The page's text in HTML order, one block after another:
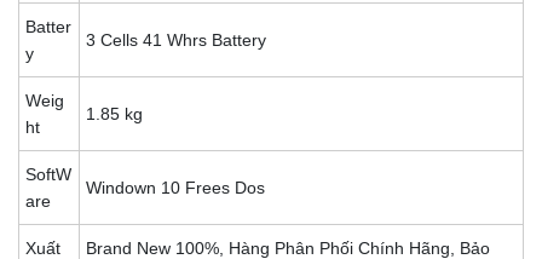
Batter
y
3 Cells 41 Whrs Battery
Weig
ht
1.85 kg
SoftW
are
Windown 10 Frees Dos
Xuất
Brand New 100%, Hàng Phân Phối Chính Hãng, Bảo